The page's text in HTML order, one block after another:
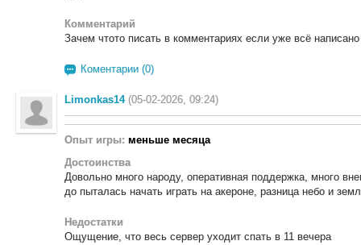
Комментарий
Зачем чтото писать в комментариях если уже всё
Коментарии (0)
Limonkas14 (05-02-2026, 09:24)
Опыт игры: меньше месяца
Достоинства
Довольно много народу, оперативная поддержка, много
до пыталась начать играть на акероне, разница небо и
Недостатки
Ощущение, что весь сервер уходит спать в 11 вечера